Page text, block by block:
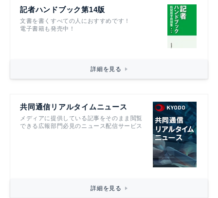
記者ハンドブック第14版
文書を書くすべての人におすすめです！
電子書籍も発売中！
詳細を見る
共同通信リアルタイムニュース
メディアに提供している記事をそのまま閲覧
できる広報部門必見のニュース配信サービス
詳細を見る